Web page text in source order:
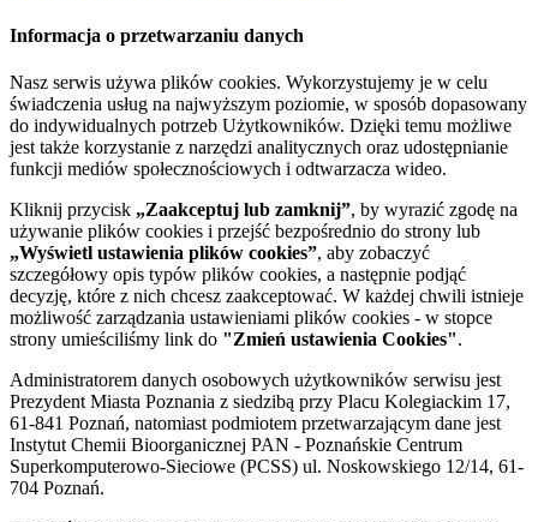
Informacja o przetwarzaniu danych
Nasz serwis używa plików cookies. Wykorzystujemy je w celu
świadczenia usług na najwyższym poziomie, w sposób dopasowany
do indywidualnych potrzeb Użytkowników. Dzięki temu możliwe
jest także korzystanie z narzędzi analitycznych oraz udostępnianie
funkcji mediów społecznościowych i odtwarzacza wideo.
Kliknij przycisk „Zaakceptuj lub zamknij”, by wyrazić zgodę na
używanie plików cookies i przejść bezpośrednio do strony lub
„Wyświetl ustawienia plików cookies”, aby zobaczyć
szczegółowy opis typów plików cookies, a następnie podjąć
decyzję, które z nich chcesz zaakceptować. W każdej chwili istnieje
możliwość zarządzania ustawieniami plików cookies - w stopce
strony umieściliśmy link do "Zmień ustawienia Cookies".
Administratorem danych osobowych użytkowników serwisu jest
Prezydent Miasta Poznania z siedzibą przy Placu Kolegiackim 17,
61-841 Poznań, natomiast podmiotem przetwarzającym dane jest
Instytut Chemii Bioorganicznej PAN - Poznańskie Centrum
Superkomputerowo-Sieciowe (PCSS) ul. Noskowskiego 12/14, 61-
704 Poznań.